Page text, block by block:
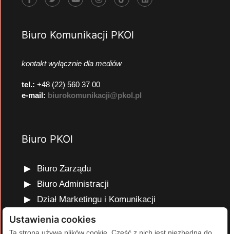
Biuro Komunikacji PKOl
kontakt wyłącznie dla mediów
tel.: +48 (22) 560 37 00
e-mail: biurokomunikacji@pkol.pl
Biuro PKOl
Biuro Zarządu
Biuro Administracji
Dział Marketingu i Komunikacji
Dział Edukacji Olimpijskiej
Dział Finansów i Kadr
Ustawienia cookies